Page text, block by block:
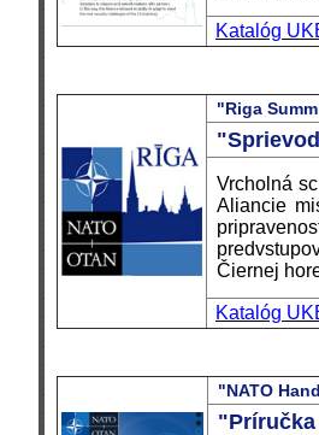
Katalóg
"Riga
Vrcholná
Aliancie
Čiernej
Katalóg
"NATO
"Príručka